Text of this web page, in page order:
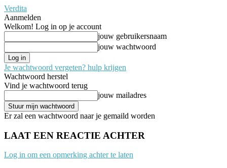
Verdita
Aanmelden
Welkom! Log in op je account
jouw gebruikersnaam
jouw wachtwoord
Je wachtwoord vergeten? hulp krijgen
Wachtwoord herstel
Vind je wachtwoord terug
jouw mailadres
Er zal een wachtwoord naar je gemaild worden
LAAT EEN REACTIE ACHTER
Log in om een opmerking achter te laten